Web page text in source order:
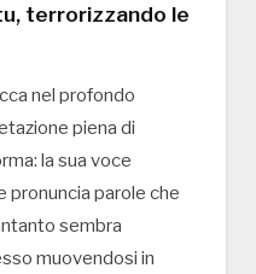
terrorizzando le
nel profondo
piena di
la sua voce
pronuncia parole che
sembra
muovendosi in